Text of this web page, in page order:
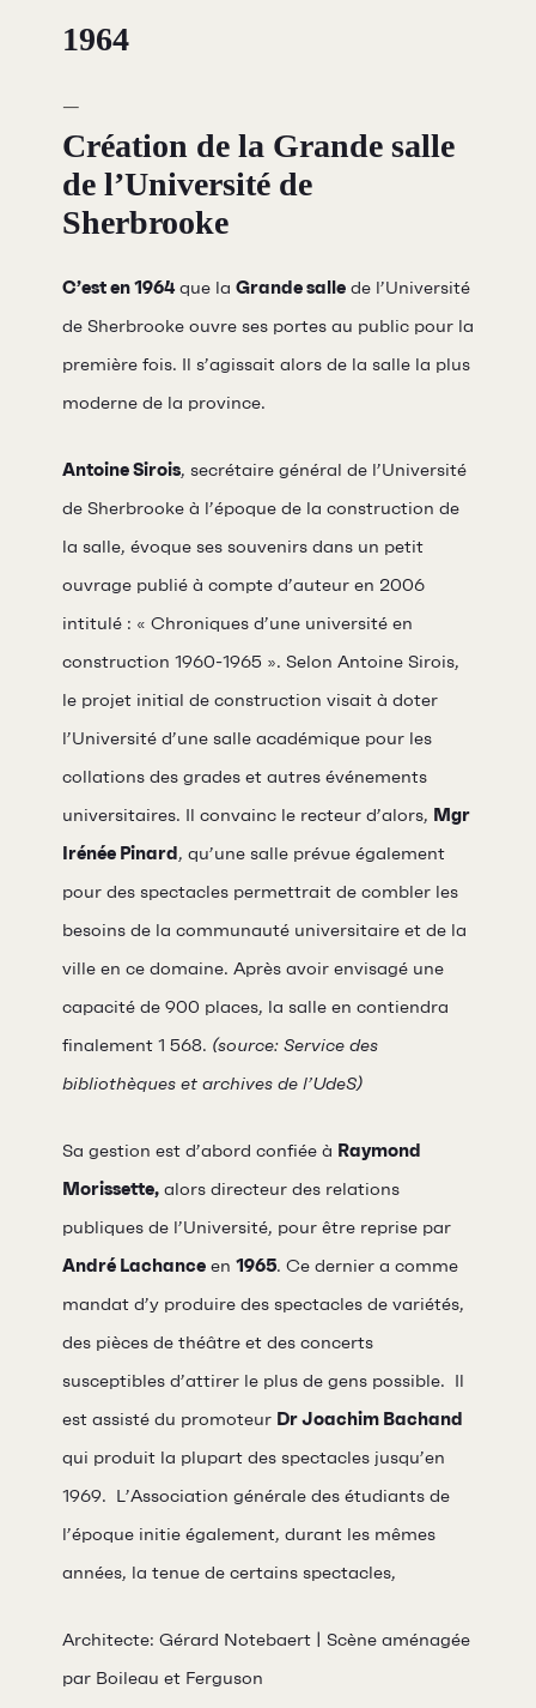
RECHERCHE
1964
Création de la Grande salle
de l’Université de
Sherbrooke
C’est en 1964que la Grande salle de l’Université
de Sherbrooke ouvre ses portes au public pour la
première fois. Il s’agissait alors de la salle la plus
moderne de la province.
Antoine Sirois, secrétaire général de l’Université
de Sherbrooke à l’époque de la construction de
la salle, évoque ses souvenirs dans un petit
ouvrage publié à compte d’auteur en 2006
intitulé : « Chroniques d’une université en
construction 1960-1965 ». Selon Antoine Sirois,
le projet initial de construction visait à doter
l’Université d’une salle académique pour les
collations des grades et autres événements
universitaires. Il convainc le recteur d’alors, Mgr
Irénée Pinard , qu’une salle prévue également
pour des spectacles permettrait de combler les
besoins de la communauté universitaire et de la
ville en ce domaine. Après avoir envisagé une
capacité de 900 places, la salle en contiendra
finalement 1 568. (source: Service des
bibliothèques et archives de l’UdeS)
Sa gestion est d’abord confiée à Raymond
Morissette, alors directeur des relations
publiques de l’Université, pour être reprise par
André Lachance en 1965. Ce dernier a comme
mandat d’y produire des spectacles de variétés,
des pièces de théâtre et des concerts
susceptibles d’attirer le plus de gens possible. Il
est assisté du promoteur Dr Joachim Bachand
qui produit la plupart des spectacles jusqu’en
1969. L’Association générale des étudiants de
l’époque initie également, durant les mêmes
années, la tenue de certains spectacles,
Architecte: Gérard Notebaert | Scène aménagée
par Boileau et Ferguson